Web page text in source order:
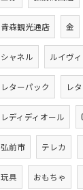
青森観光通店 金
シャネル ルイヴ
レターパック レ
レディディオール
弘前市 テレカ
玩具 おもちゃ